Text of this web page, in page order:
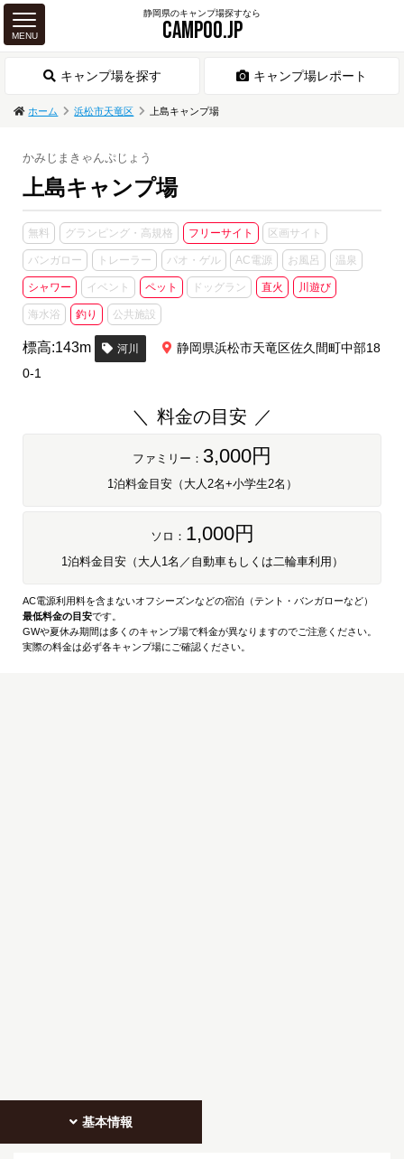
静岡県のキャンプ場探すなら
CAMPOO.JP
MENU
キャンプ場を探す キャンプ場レポート
ホーム 浜松市天竜区 上島キャンプ場
かみじまきゃんぷじょう
上島キャンプ場
無料 グランピング・高規格 フリーサイト 区画サイト
バンガロー トレーラー パオ・ゲル AC電源 お風呂 温泉
シャワー イベント ペット ドッグラン 直火 川遊び
海水浴 釣り 公共施設
標高:143m 河川
静岡県浜松市天竜区佐久間町中部18
0-1
料金の目安
ファミリー： 3,000円
1泊料金目安（大人2名+小学生2名）
ソロ： 1,000円
1泊料金目安（大人1名／自動車もしくは二輪車利用）
AC電源利用料を含まないオフシーズンなどの宿泊（テント・バンガローなど）
最低料金の目安です。
GWや夏休み期間は多くのキャンプ場で料金が異なりますのでご注意ください。
実際の料金は必ず各キャンプ場にご確認ください。
基本情報